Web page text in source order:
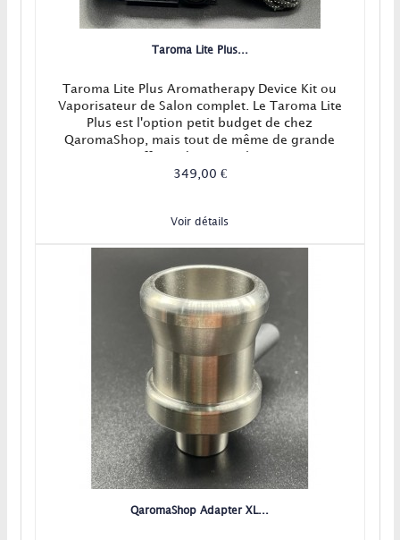
Taroma Lite Plus...
Taroma Lite Plus Aromatherapy Device Kit ou
Vaporisateur de Salon complet. Le Taroma Lite
Plus est l'option petit budget de chez
QaromaShop, mais tout de même de grande
349,00 €
Voir détails
QaromaShop Adapter XL...